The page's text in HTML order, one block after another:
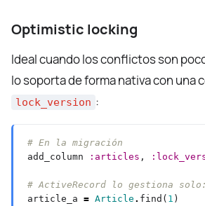
Optimistic locking
Ideal cuando los conflictos son
lo soporta de forma nativa con una
lock_version :
# En la migración
add_column
:articles ,
# ActiveRecord lo gestiona solo:
article_a = Article . find( 1